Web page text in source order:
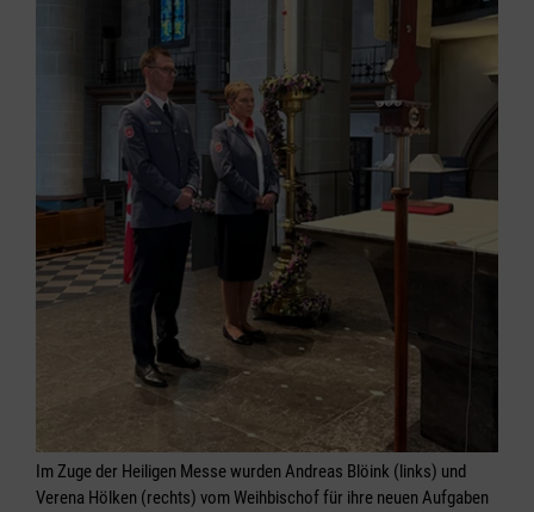
Im Zuge der Heiligen Messe wurden Andreas Blöink (links) und
Verena Hölken (rechts) vom Weihbischof für ihre neuen Aufgaben